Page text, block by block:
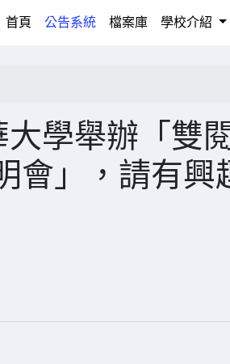
首頁 (current)
公告系統 檔案庫 學校介紹
學舉辦「雙
會」，請有興